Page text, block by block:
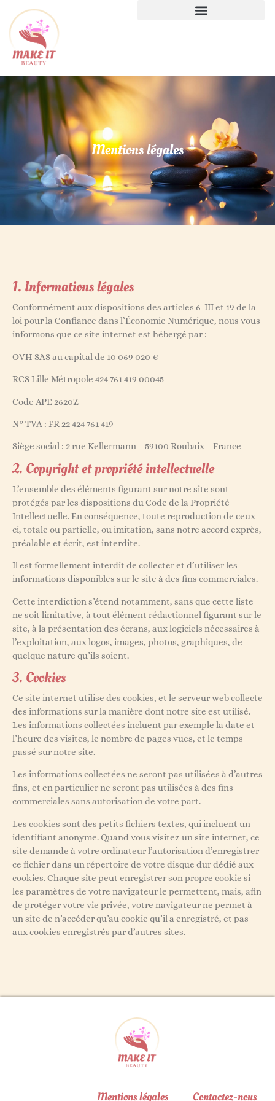
Mentions légales
1. Informations légales
Conformément aux dispositions des articles 6-III et 19 de la
loi pour la Confiance dans l’Économie Numérique, nous vous
informons que ce site internet est hébergé par :
OVH SAS au capital de 10 069 020 €
RCS Lille Métropole 424 761 419 00045
Code APE 2620Z
N° TVA : FR 22 424 761 419
Siège social : 2 rue Kellermann – 59100 Roubaix – France
2. Copyright et propriété intellectuelle
L’ensemble des éléments figurant sur notre site sont
protégés par les dispositions du Code de la Propriété
Intellectuelle. En conséquence, toute reproduction de ceux-
ci, totale ou partielle, ou imitation, sans notre accord exprès,
préalable et écrit, est interdite.
Il est formellement interdit de collecter et d’utiliser les
informations disponibles sur le site à des fins commerciales.
Cette interdiction s’étend notamment, sans que cette liste
ne soit limitative, à tout élément rédactionnel figurant sur le
site, à la présentation des écrans, aux logiciels nécessaires à
l’exploitation, aux logos, images, photos, graphiques, de
quelque nature qu’ils soient.
3. Cookies
Ce site internet utilise des cookies, et le serveur web collecte
des informations sur la manière dont notre site est utilisé.
Les informations collectées incluent par exemple la date et
l’heure des visites, le nombre de pages vues, et le temps
passé sur notre site.
Les informations collectées ne seront pas utilisées à d’autres
fins, et en particulier ne seront pas utilisées à des fins
commerciales sans autorisation de votre part.
Les cookies sont des petits fichiers textes, qui incluent un
identifiant anonyme. Quand vous visitez un site internet, ce
site demande à votre ordinateur l’autorisation d’enregistrer
ce fichier dans un répertoire de votre disque dur dédié aux
cookies. Chaque site peut enregistrer son propre cookie si
les paramètres de votre navigateur le permettent, mais, afin
de protéger votre vie privée, votre navigateur ne permet à
un site de n’accéder qu’au cookie qu’il a enregistré, et pas
aux cookies enregistrés par d’autres sites.
Mentions légales Contactez-nous